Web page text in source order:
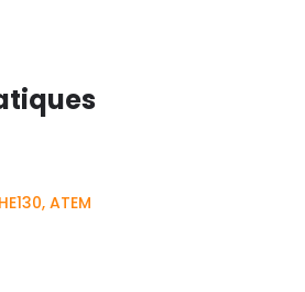
HE130, ATEM